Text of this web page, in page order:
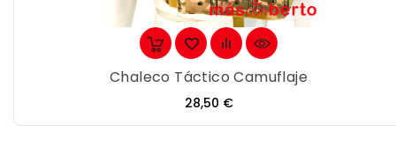
Chaleco Táctico Camuflaje
Precio
28,50 €